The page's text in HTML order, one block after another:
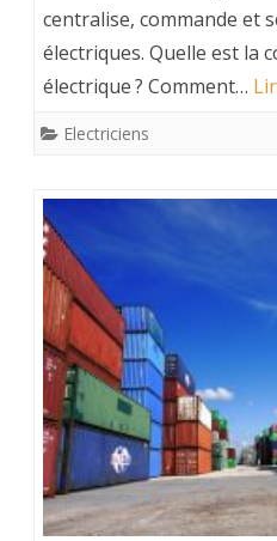
centralise, commande et
électriques. Quelle est la
électrique ? Comment…
Electriciens